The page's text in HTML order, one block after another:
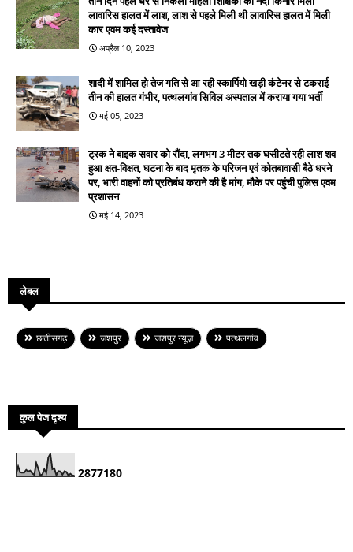
लावारिस हालत में लाश, लाश से पहले मिली थी लावारिस हालत में मिली
कार एवम कई दस्तावेज
अप्रैल 10, 2023
शादी में शामिल हो तेज गति से आ रही स्कार्पियो खड़ी कंटेनर से टकराई
तीन की हालत गंभीर, पत्थलगांव सिविल अस्पताल में कराया गया भर्ती
मई 05, 2023
ट्रक ने बाइक सवार को रौंदा, लगभग 3 मीटर तक घसीटते रही लाश शव
हुआ क्षत-विक्षत, घटना के बाद मृतक के परिजन एवं कोतबावासी बैठे धरने
पर, भारी वाहनों को प्रतिबंध कराने की है मांग, मौके पर पहुंची पुलिस एवम
प्रशासन
मई 14, 2023
लेबल
छत्तीसगढ़ जशपुर जशपुर न्यूज़ पत्थलगांव
कुल पेज दृश्य
2877180